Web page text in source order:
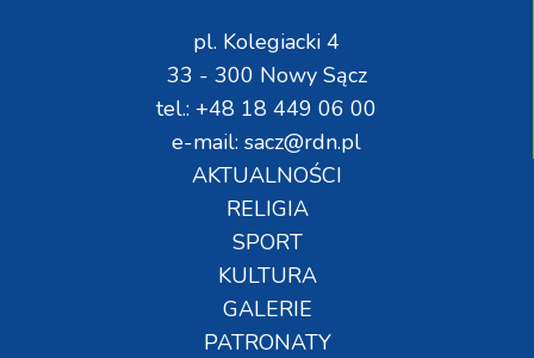
pl. Kolegiacki 4
33 - 300 Nowy Sącz
tel.: +48 18 449 06 00
e-mail: sacz@rdn.pl
AKTUALNOŚCI
RELIGIA
SPORT
KULTURA
GALERIE
PATRONATY